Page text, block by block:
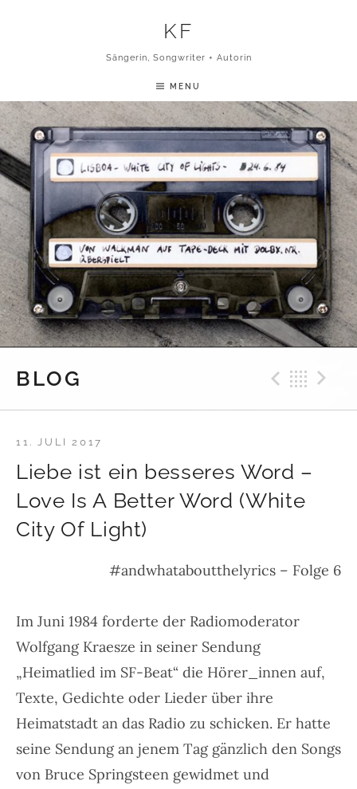
KF
Sängerin, Songwriter + Autorin
MENU
BLOG
Liebe ist ein besseres Word –
Love Is A Better Word (White
City Of Light)
11. JULI 2017
#andwhataboutthelyrics – Folge 6
Im Juni 1984 forderte der Radiomoderator
Wolfgang Kraesze in seiner Sendung
„Heimatlied im SF-Beat“ die Hörer_innen auf,
Texte, Gedichte oder Lieder über ihre
Heimatstadt an das Radio zu schicken. Er hatte
seine Sendung an jenem Tag gänzlich den Songs
von Bruce Springsteen gewidmet und